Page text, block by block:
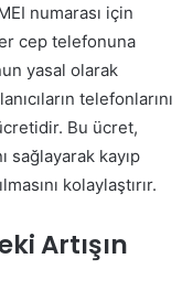
numarası için
cep telefonuna
yasal olarak
telefonlarını
Bu ücret,
sağlayarak kayıp
kolaylaştırır.
Artışın